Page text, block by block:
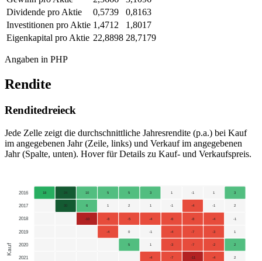
Dividende pro Aktie
0,5739
0,8163
Investitionen pro Aktie 1,4712
1,8017
Eigenkapital pro Aktie 22,8898 28,7179
Angaben in PHP
Rendite
Renditedreieck
Jede Zelle zeigt die durchschnittliche Jahresrendite (p.a.) bei Kauf
im angegebenen Jahr (Zeile, links) und Verkauf im angegebenen
Jahr (Spalte, unten). Hover für Details zu Kauf- und Verkaufspreis.
2016
2017
2018
2019
2020
2021
Kauf
18 24 10 5 5 3 1 -1 1 3
30 6 1 2 1 -1 -4 -1 2
-10 -8 -5 -4 -6 -8 -4 -1
-4 0 -1 -4 -7 -3 1
5 1 -3 -7 -2 2
-4 -7 -11 -4 2